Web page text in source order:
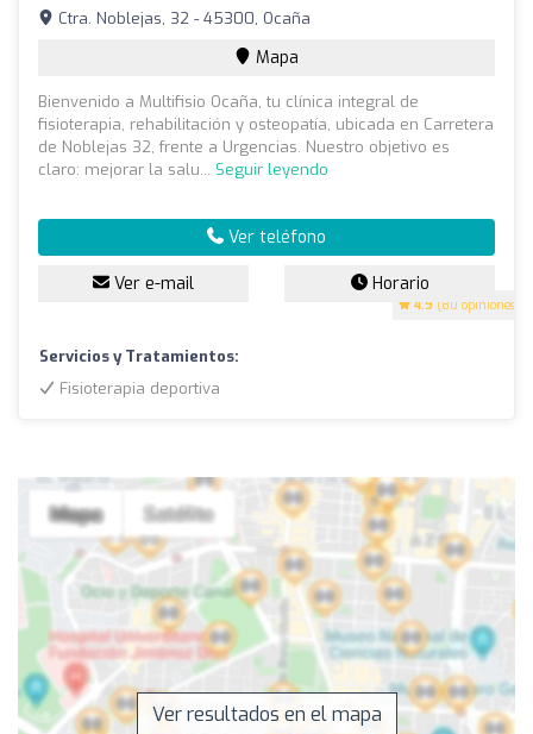
4.9 (80 opiniones)
Ctra. Noblejas, 32 - 45300, Ocaña
Mapa
Bienvenido a Multifisio Ocaña, tu clínica integral de
fisioterapia, rehabilitación y osteopatía, ubicada en Carretera
de Noblejas 32, frente a Urgencias. Nuestro objetivo es
claro: mejorar la salu... Seguir leyendo
Ver teléfono
Ver e-mail Horario
Servicios y Tratamientos:
Fisioterapia deportiva
Ver resultados en el mapa